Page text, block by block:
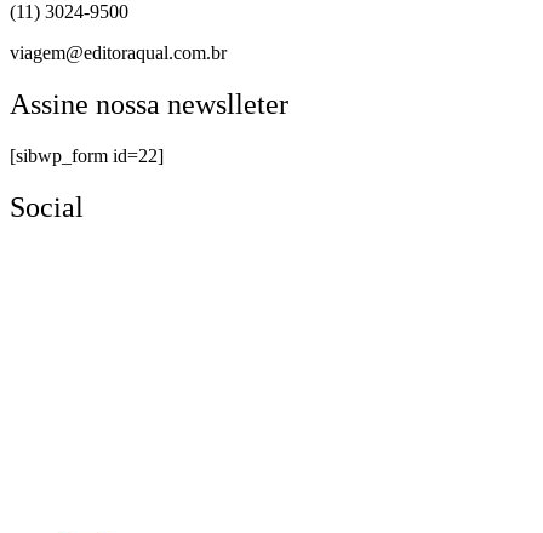
(11) 3024-9500
viagem@editoraqual.com.br
Assine nossa newslleter
[sibwp_form id=22]
Social